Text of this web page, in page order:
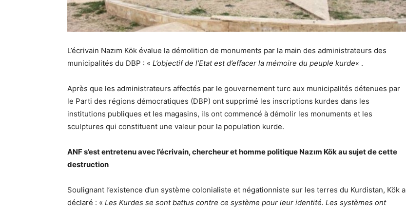
L’écrivain Nazım Kök évalue la démolition de monuments par la main des administrateurs des
municipalités du DBP : « L’objectif de l’Etat est d’effacer la mémoire du peuple kurde« .
Après que les administrateurs affectés par le gouvernement turc aux municipalités détenues par
le Parti des régions démocratiques (DBP) ont supprimé les inscriptions kurdes dans les
institutions publiques et les magasins, ils ont commencé à démolir les monuments et les
sculptures qui constituent une valeur pour la population kurde.
ANF s’est entretenu avec l’écrivain, chercheur et homme politique Nazım Kök au sujet de cette
destruction
Soulignant l’existence d’un système colonialiste et négationniste sur les terres du Kurdistan, Kök a
déclaré : « Les Kurdes se sont battus contre ce système pour leur identité. Les systèmes ont